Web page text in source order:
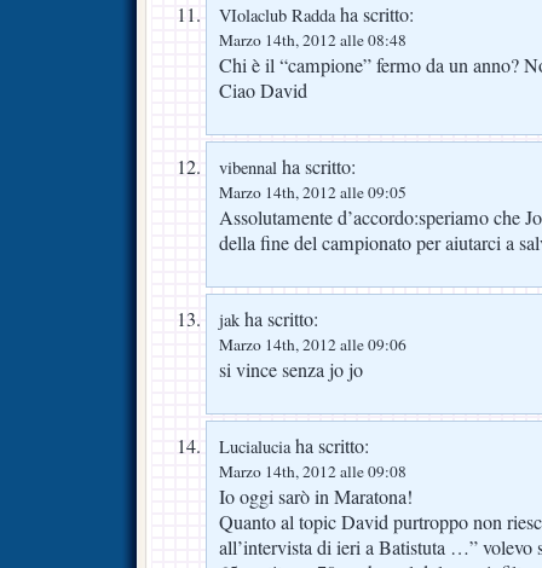
VIolaclub Raddaha scritto:
Marzo 14th, 2012 alle 08:48
Chi è il “campione” fermo da un anno?
Ciao David
vibennal ha scritto:
Marzo 14th, 2012 alle 09:05
Assolutamente d’accordo:speriamo che
della fine del campionato per aiutarci a
jak ha scritto:
Marzo 14th, 2012 alle 09:06
si vince senza jo jo
Lucialuciaha scritto:
Marzo 14th, 2012 alle 09:08
Io oggi sarò in Maratona!
Quanto al topic David purtroppo non
all’intervista di ieri a Batistuta …”